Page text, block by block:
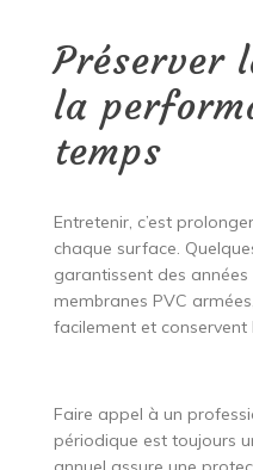
Préserver
la
temps
Entretenir, c’est
chaque surface.
garantissent des
membranes PVC
facilement et conservent
Faire appel à un
périodique est toujours